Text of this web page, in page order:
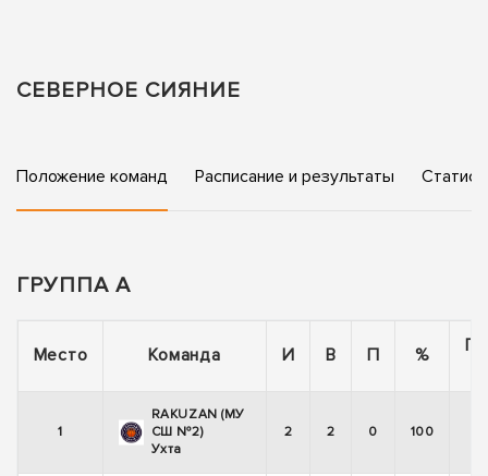
СЕВЕРНОЕ СИЯНИЕ
Положение команд Расписание и результаты
ГРУППА А
Место Команда И В П %
1
RAKUZAN (МУ
СШ №2)
Ухта
2 2 0 100